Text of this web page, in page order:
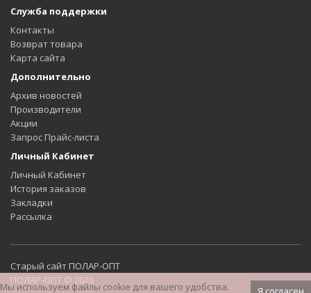
Служба поддержки
Контакты
Возврат товара
Карта сайта
Дополнительно
Архив новостей
Производители
Акции
Запрос Прайс-листа
Личный Кабинет
Личный Кабинет
История заказов
Закладки
Рассылка
Старый сайт ПОЛАР-ОПТ
ПОЛАР-ОПТ © 2026
Мы используем файлы cookie для вашего удобства.